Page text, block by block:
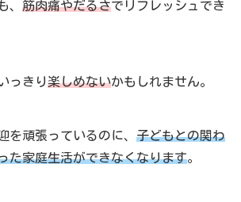
、 筋肉痛やだるさでリフレッシュでき
っきり楽しめないかもしれません。
を頑張っているのに、 子どもとの関わ
た家庭生活ができなくなります。